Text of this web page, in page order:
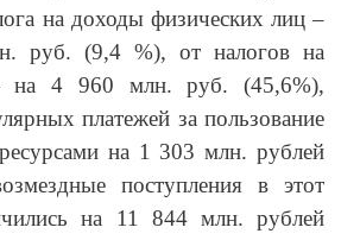
на доходы физических лиц –
руб. (9,4 %), от налогов на
на 4 960 млн. руб. (45,6%),
платежей за пользование
на 1 303 млн. рублей
поступления в этот
на 11 844 млн. рублей